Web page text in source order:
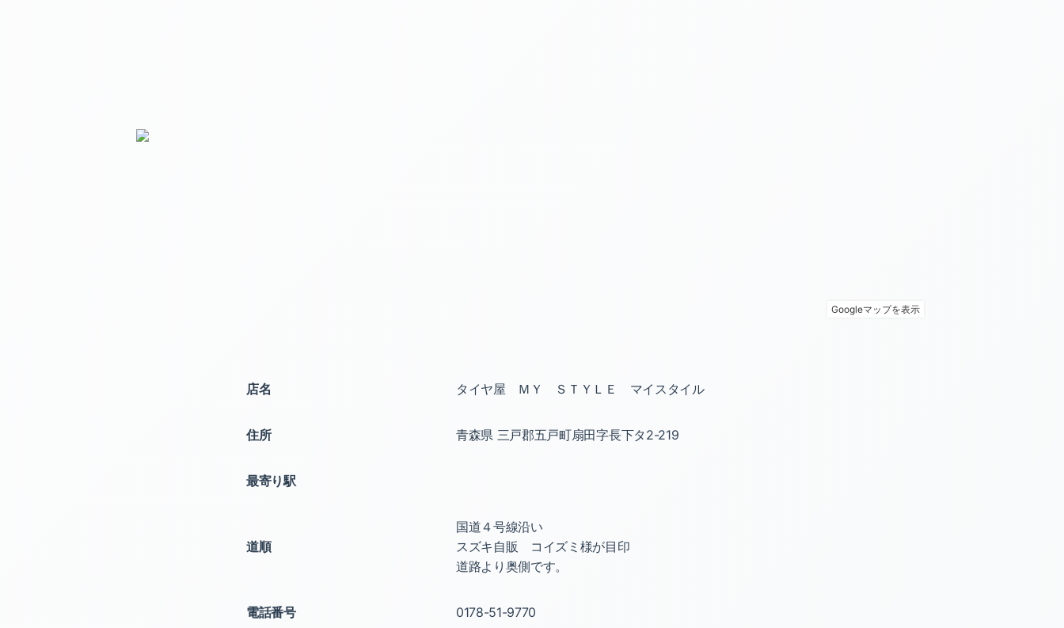
店名 タイヤ屋 ＭＹ ＳＴＹＬＥ マイスタイル
住所 青森県 三戸郡五戸町扇田字長下タ2-219
最寄り駅
道順
国道４号線沿い
スズキ自販 コイズミ様が目印
道路より奥側です。
電話番号 0178-51-9770